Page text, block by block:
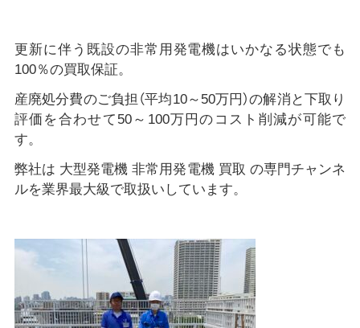
更新に伴う既設の非常用発電機はいかなる状態でも
100％の買取保証。
産廃処分費のご負担（平均10～50万円）の解消と下取り
評価を合わせて50～100万円のコスト削減が可能で
す。
弊社は 大型発電機 非常用発電機 買取 の専門チャンネ
ルを業界最大級で取扱いしています。